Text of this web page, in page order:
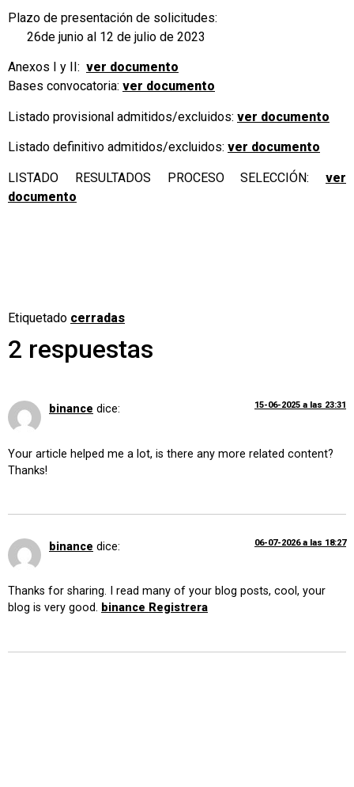
Plazo de presentación de solicitudes:
26de junio al 12 de julio de 2023
Anexos I y II: ver documento
Bases convocatoria: ver documento
Listado provisional admitidos/excluidos: ver documento
Listado definitivo admitidos/excluidos: ver documento
LISTADO RESULTADOS PROCESO SELECCIÓN: ver
documento
Etiquetado cerradas
2 respuestas
binance dice: 15-06-2025 a las 23:31
Your article helped me a lot, is there any more related content?
Thanks!
binance dice: 06-07-2026 a las 18:27
Thanks for sharing. I read many of your blog posts, cool, your
blog is very good. binance Registrera